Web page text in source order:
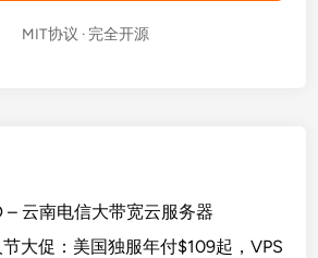
MIT协议 · 完全开源
– 云南电信大带宽云服务器
大促：美国独服年付$109起，VPS